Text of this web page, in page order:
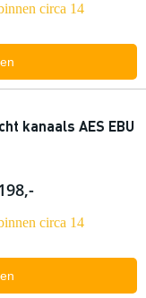
circa 14
kanaals AES EBU
circa 14